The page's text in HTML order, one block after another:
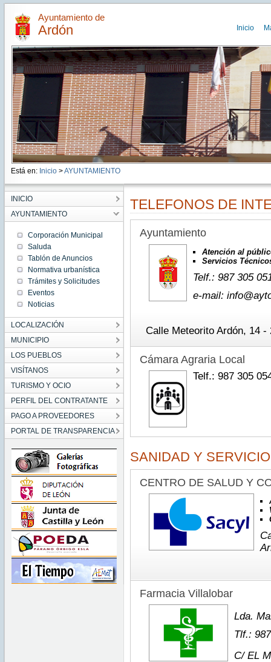
Ayuntamiento de
Ardón Inicio
Está en: Inicio >AYUNTAMIENTO
INICIO
AYUNTAMIENTO
Corporación Municipal
Saluda
Tablón de Anuncios
Normativa urbanística
Trámites y Solicitudes
Eventos
Noticias
LOCALIZACIÓN
MUNICIPIO
LOS PUEBLOS
VISÍTANOS
TURISMO Y OCIO
PERFIL DEL CONTRATANTE
PAGO A PROVEEDORES
PORTAL DE TRANSPARENCIA
TELEFONOS DE
Ayuntamiento
Atención al
Servicios
Telf.: 987 305
e-mail:
Calle Meteorito Ardón, 14 -
Cámara Agraria Local
Telf.: 987 305
SANIDAD Y
CENTRO DE SALUD Y
Farmacia Villalobar
Lda.
Tlf.:
C/ EL